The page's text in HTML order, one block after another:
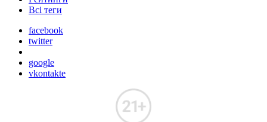
Всі теги
facebook
twitter
google
vkontakte